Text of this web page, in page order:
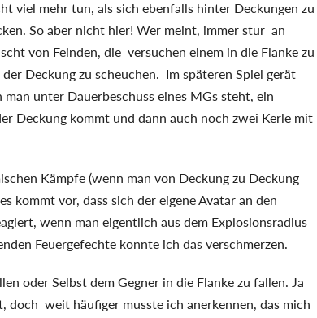
viel mehr tun, als sich ebenfalls hinter Deckungen zu
So aber nicht hier! Wer meint, immer stur an
von Feinden, die versuchen einem in die Flanke zu
Deckung zu scheuchen. Im späteren Spiel gerät
unter Dauerbeschuss eines MGs steht, ein
Deckung kommt und dann auch noch zwei Kerle mit
Kämpfe (wenn man von Deckung zu Deckung
kommt vor, dass sich der eigene Avatar an den
wenn man eigentlich aus dem Explosionsradius
Feuergefechte konnte ich das verschmerzen.
oder Selbst dem Gegner in die Flanke zu fallen. Ja
doch weit häufiger musste ich anerkennen, das mich